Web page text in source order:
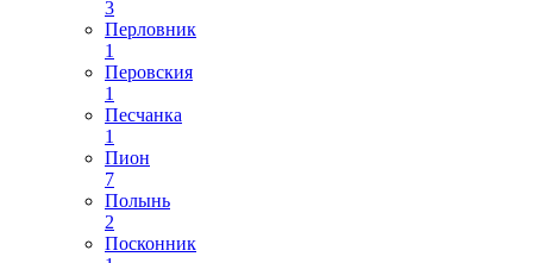
3
Перловник
1
Перовския
1
Песчанка
1
Пион
7
Полынь
2
Посконник